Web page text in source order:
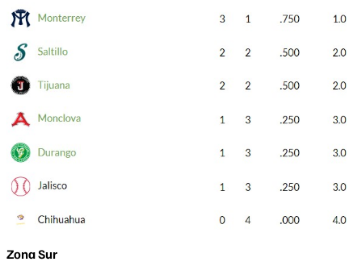
Zona Sur